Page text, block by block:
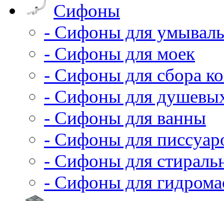
Сифоны
- Сифоны для
- Сифоны для моек
- Сифоны для сбора
- Сифоны для
- Сифоны для ванны
- Сифоны для
- Сифоны для
- Сифоны для